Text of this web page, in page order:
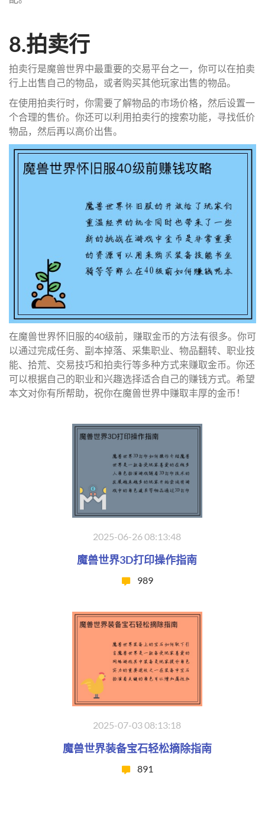
8.拍卖行
拍卖行是魔兽世界中最重要的交易平台之一，你可以在拍卖
行上出售自己的物品，或者购买其他玩家出售的物品。
在使用拍卖行时，你需要了解物品的市场价格，然后设置一
个合理的售价。你还可以利用拍卖行的搜索功能，寻找低价
物品，然后再以高价出售。
在魔兽世界怀旧服的40级前，赚取金币的方法有很多。你可
以通过完成任务、副本掉落、采集职业、物品翻转、职业技
能、拾荒、交易技巧和拍卖行等多种方式来赚取金币。你还
可以根据自己的职业和兴趣选择适合自己的赚钱方式。希望
本文对你有所帮助，祝你在魔兽世界中赚取丰厚的金币！
2025-06-26 08:13:48
魔兽世界3D打印操作指南
989
2025-07-03 08:13:18
魔兽世界装备宝石轻松摘除指南
891